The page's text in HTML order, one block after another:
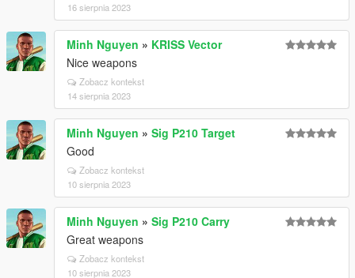
16 sierpnia 2023
Minh Nguyen » KRISS Vector
Nice weapons
Zobacz kontekst
14 sierpnia 2023
Minh Nguyen » Sig P210 Target
Good
Zobacz kontekst
10 sierpnia 2023
Minh Nguyen » Sig P210 Carry
Great weapons
Zobacz kontekst
10 sierpnia 2023